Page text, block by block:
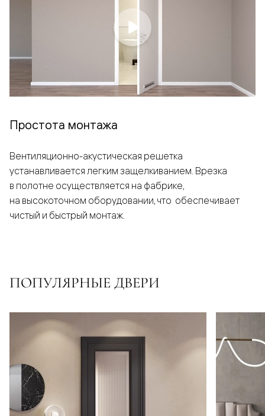
Простота монтажа
Вентиляционно-акустическая решетка
устанавливается легким защелкиванием. Врезка
в полотне осуществляется на фабрике,
на высокоточном оборудовании, что обеспечивает
чистый и быстрый монтаж.
ПОПУЛЯРНЫЕ ДВЕРИ